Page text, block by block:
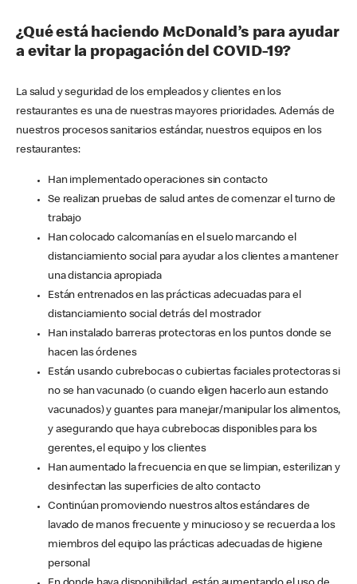
¿Qué está haciendo McDonald’s para ayudar
a evitar la propagación del COVID-19?
La salud y seguridad de los empleados y clientes en los
restaurantes es una de nuestras mayores prioridades. Además de
nuestros procesos sanitarios estándar, nuestros equipos en los
restaurantes:
Han implementado operaciones sin contacto
Se realizan pruebas de salud antes de comenzar el turno de
trabajo
Han colocado calcomanías en el suelo marcando el
distanciamiento social para ayudar a los clientes a mantener
una distancia apropiada
Están entrenados en las prácticas adecuadas para el
distanciamiento social detrás del mostrador
Han instalado barreras protectoras en los puntos donde se
hacen las órdenes
Están usando cubrebocas o cubiertas faciales protectoras si
no se han vacunado (o cuando eligen hacerlo aun estando
vacunados) y guantes para manejar/manipular los alimentos,
y asegurando que haya cubrebocas disponibles para los
gerentes, el equipo y los clientes
Han aumentado la frecuencia en que se limpian, esterilizan y
desinfectan las superficies de alto contacto
Continúan promoviendo nuestros altos estándares de
lavado de manos frecuente y minucioso y se recuerda a los
miembros del equipo las prácticas adecuadas de higiene
personal